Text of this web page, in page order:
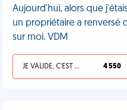
Aujourd'hui, alors que
un propriétaire a renversé
sur moi. VDM
JE VALIDE, C'EST UNE VDM 4 550